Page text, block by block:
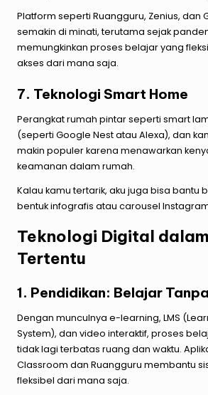
Platform seperti Ruangguru, Zenius, dan
semakin di minati, terutama sejak
memungkinkan proses belajar yang
akses dari mana saja.
7. Teknologi Smart Home
Perangkat rumah pintar seperti smart
(seperti Google Nest atau Alexa), dan
makin populer karena menawarkan
keamanan dalam rumah.
Kalau kamu tertarik, aku juga bisa bantu
bentuk infografis atau carousel
Teknologi Digital
Tertentu
1. Pendidikan: Belajar
Dengan munculnya e-learning, LMS
System), dan video interaktif, proses
tidak lagi terbatas ruang dan waktu.
Classroom dan Ruangguru membantu
fleksibel dari mana saja.